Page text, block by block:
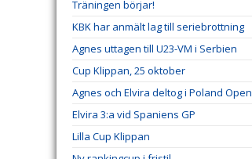
Träningen börjar!
KBK har anmält lag till seriebrottning
Agnes uttagen till U23-VM i Serbien
Cup Klippan, 25 oktober
Agnes och Elvira deltog i Poland Open
Elvira 3:a vid Spaniens GP
Lilla Cup Klippan